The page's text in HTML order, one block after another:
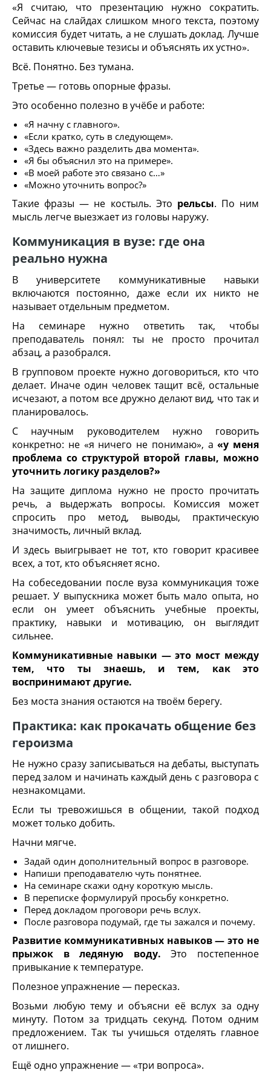
«Я считаю, что презентацию нужно сократить.
Сейчас на слайдах слишком много текста, поэтому
комиссия будет читать, а не слушать доклад. Лучше
оставить ключевые тезисы и объяснять их устно».
Всё. Понятно. Без тумана.
Третье — готовь опорные фразы.
Это особенно полезно в учёбе и работе:
«Я начну с главного».
«Если кратко, суть в следующем».
«Здесь важно разделить два момента».
«Я бы объяснил это на примере».
«В моей работе это связано с…»
«Можно уточнить вопрос?»
Такие фразы — не костыль. Это рельсы. По ним
мысль легче выезжает из головы наружу.
Коммуникация в вузе: где она
реально нужна
В университете коммуникативные навыки
включаются постоянно, даже если их никто не
называет отдельным предметом.
На семинаре нужно ответить так, чтобы
преподаватель понял: ты не просто прочитал
абзац, а разобрался.
В групповом проекте нужно договориться, кто что
делает. Иначе один человек тащит всё, остальные
исчезают, а потом все дружно делают вид, что так и
планировалось.
С научным руководителем нужно говорить
конкретно: не «я ничего не понимаю», а«у меня
проблема со структурой второй главы, можно
уточнить логику разделов?»
На защите диплома нужно не просто прочитать
речь, а выдержать вопросы. Комиссия может
спросить про метод, выводы, практическую
значимость, личный вклад.
И здесь выигрывает не тот, кто говорит красивее
всех, а тот, кто объясняет ясно.
На собеседовании после вуза коммуникация тоже
решает. У выпускника может быть мало опыта, но
если он умеет объяснить учебные проекты,
практику, навыки и мотивацию, он выглядит
сильнее.
Коммуникативные навыки — это мост между
тем, что ты знаешь, и тем, как это
воспринимают другие.
Без моста знания остаются на твоём берегу.
Практика: как прокачать общение без
героизма
Не нужно сразу записываться на дебаты, выступать
перед залом и начинать каждый день с разговора с
незнакомцами.
Если ты тревожишься в общении, такой подход
может только добить.
Начни мягче.
Задай один дополнительный вопрос в разговоре.
Напиши преподавателю чуть понятнее.
На семинаре скажи одну короткую мысль.
В переписке формулируй просьбу конкретно.
Перед докладом проговори речь вслух.
После разговора подумай, где ты зажался и почему.
Развитие коммуникативных навыков — это не
прыжок в ледяную воду. Это постепенное
привыкание к температуре.
Полезное упражнение — пересказ.
Возьми любую тему и объясни её вслух за одну
минуту. Потом за тридцать секунд. Потом одним
предложением. Так ты учишься отделять главное
от лишнего.
Ещё одно упражнение — «три вопроса».